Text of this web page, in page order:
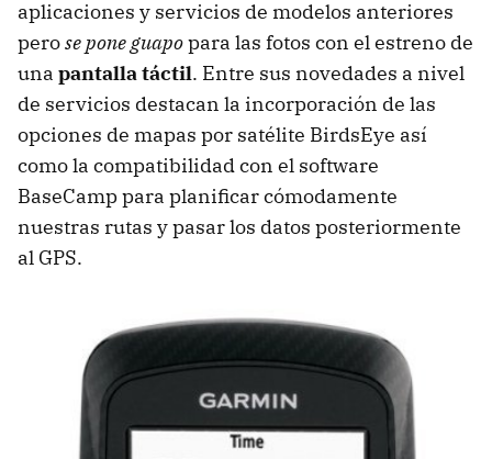
aplicaciones y servicios de modelos anteriores
perose pone guapopara las fotos con el estreno de
una pantalla táctil. Entre sus novedades a nivel
de servicios destacan la incorporación de las
opciones de mapas por satélite BirdsEye así
como la compatibilidad con el software
BaseCamp para planificar cómodamente
nuestras rutas y pasar los datos posteriormente
al GPS.